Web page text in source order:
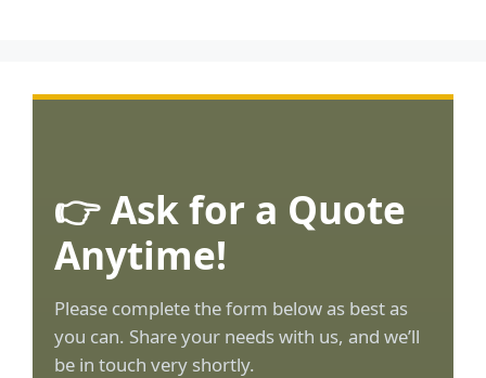
👉 Ask for a Quote
Anytime!
Please complete the form below as best as
you can. Share your needs with us, and we’ll
be in touch very shortly.